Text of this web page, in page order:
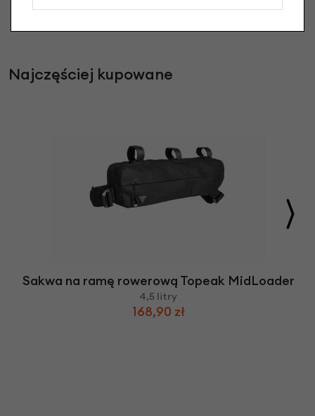
Najczęściej kupowane
Sakwa na ramę rowerową Topeak MidLoader
4,5 litry
168,90 zł